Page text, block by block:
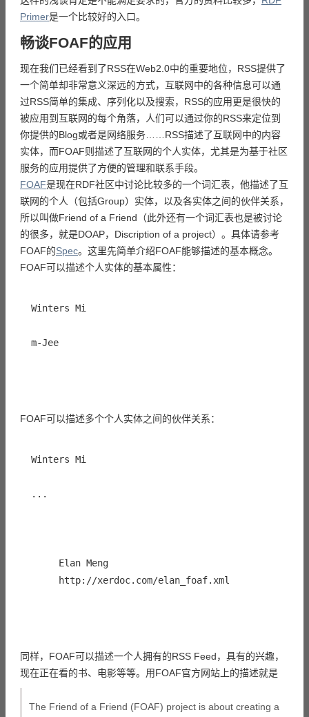
Primer是一个比较好的入口。
畅谈FOAF的应用
现在我们已经看到了RSS在Web2.0中的重要地位，RSS提供了
一个简单却非常意义深远的方式，互联网中的各种信息可以通
过RSS简单的集成、序列化以及搜索，RSS的应用更是很快的
被应用到互联网的每个角落，人们可以通过你的RSS来定位到
你提供的Blog或者是网络服务……RSS描述了互联网中的内容
实体，而FOAF则描述了互联网的个人实体，尤其是为基于社区
服务的应用提供了方便的管理和联系手段。
FOAF是现在RDF社区中讨论比较多的一个词汇表，他描述了互
联网的个人（包括Group）实体，以及各实体之间的伙伴关系，
所以叫做Friend of a Friend（此外还有一个词汇表也是被讨论
的很多，就是DOAP，Discription of a project）。具体请参考
FOAF的Spec。这里先简单介绍FOAF能够描述的基本概念。
FOAF可以描述个人实体的基本属性：
Winters Mi
m-Jee
FOAF可以描述多个个人实体之间的伙伴关系：
Winters Mi
  ...
Elan Meng
http://xerdoc.com/elan_foaf.xml
同样，FOAF可以描述一个人拥有的RSS Feed，具有的兴趣，
现在正在看的书、电影等等。用FOAF官方网站上的描述就是
The Friend of a Friend (FOAF) project is about creating a